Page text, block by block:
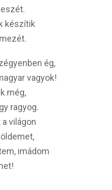
készítik
ég,
vagyok!
még,
ragyog.
világon
imádom